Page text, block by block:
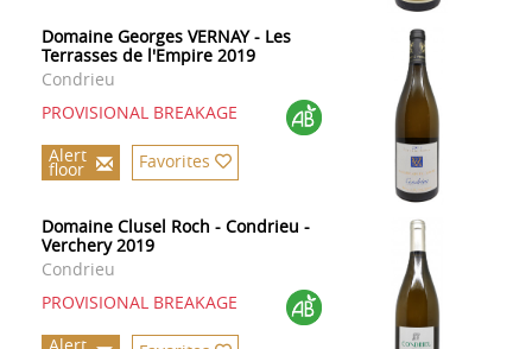
Domaine Georges VERNAY - Les
Terrasses de l'Empire 2019
Condrieu
PROVISIONAL BREAKAGE
Alert
floor Favorites
Domaine Clusel Roch - Condrieu -
Verchery 2019
Condrieu
PROVISIONAL BREAKAGE